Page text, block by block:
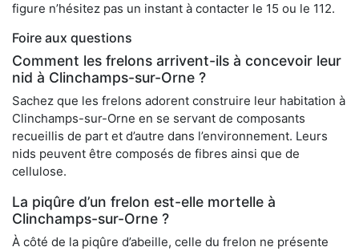
figure n’hésitez pas un instant à contacter le 15 ou le 112.
Foire aux questions
Comment les frelons arrivent-ils à concevoir leur
nid à Clinchamps-sur-Orne ?
Sachez que les frelons adorent construire leur habitation à
Clinchamps-sur-Orne en se servant de composants
recueillis de part et d’autre dans l’environnement. Leurs
nids peuvent être composés de fibres ainsi que de
cellulose.
La piqûre d’un frelon est-elle mortelle à
Clinchamps-sur-Orne ?
À côté de la piqûre d’abeille, celle du frelon ne présente